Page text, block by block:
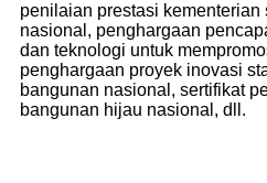
penilaian prestasi kementerian
nasional, penghargaan
dan teknologi untuk
penghargaan proyek inovasi
bangunan nasional, sertifikat
bangunan hijau nasional, dll.